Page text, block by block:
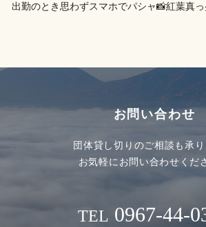
出勤のとき思わずスマホでパシャ📸紅葉真
お問い合わせ
団体貸し切りのご相談も承り
お気軽にお問い合わせくだ
TEL 0967-44-